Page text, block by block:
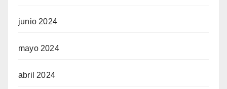
junio 2024
mayo 2024
abril 2024